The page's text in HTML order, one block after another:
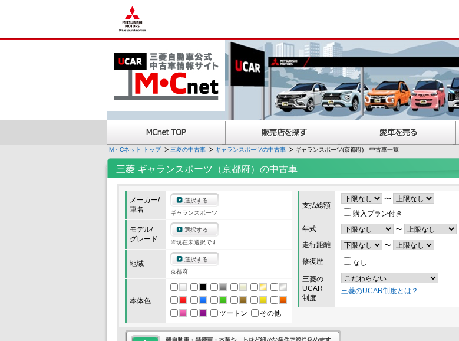
M・Cネット トップ 三菱の中古車 ギャランスポーツの中古車 ギャランスポーツ(京都府) 中古車一覧
三菱 ギャランスポーツ（京都府）の中古車
メーカー/
車名
選択する
ギャランスポーツ
モデル/
グレード
選択する
※現在未選択です
地域
選択する
京都府
本体色
ツートン
その他
支払総額
〜
購入プラン付き
年式
〜
走行距離
〜
修復歴
なし
三菱の
UCAR
制度
三菱のUCAR制度とは？